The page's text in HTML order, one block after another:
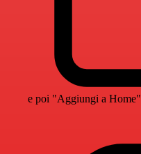
e poi "Aggiungi a Home"